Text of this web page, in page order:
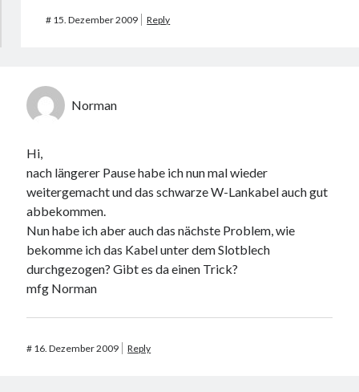
# 15. Dezember 2009 Reply
Norman
Hi,
nach längerer Pause habe ich nun mal wieder
weitergemacht und das schwarze W-Lankabel auch gut
abbekommen.
Nun habe ich aber auch das nächste Problem, wie
bekomme ich das Kabel unter dem Slotblech
durchgezogen? Gibt es da einen Trick?
mfg Norman
# 16. Dezember 2009 Reply